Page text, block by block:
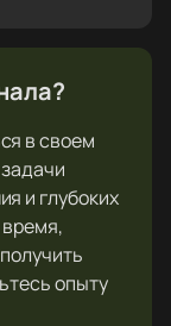
в своем
и глубоких
опыту